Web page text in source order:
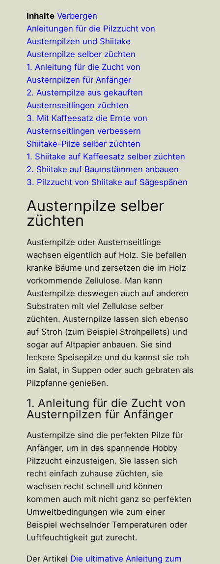
Inhalte Verbergen
Anleitungen für die Pilzzucht von
Austernpilzen und Shiitake
Austernpilze selber züchten
1. Anleitung für die Zucht von
Austernpilzen für Anfänger
2. Austernpilze aus gekauften
Austernseitlingen züchten
3. Mit Kaffeesatz die Ernte von
Austernseitlingen verbessern
Shiitake-Pilze selber züchten
1. Shiitake auf Kaffeesatz selber züchten
2. Shiitake auf Baumstämmen anbauen
3. Pilzzucht von Shiitake auf Sägespänen
Austernpilze selber
züchten
Austernpilze oder Austernseitlinge
wachsen eigentlich auf Holz. Sie befallen
kranke Bäume und zersetzen die im Holz
vorkommende Zellulose. Man kann
Austernpilze deswegen auch auf anderen
Substraten mit viel Zellulose selber
züchten. Austernpilze lassen sich ebenso
auf Stroh (zum Beispiel Strohpellets) und
sogar auf Altpapier anbauen. Sie sind
leckere Speisepilze und du kannst sie roh
im Salat, in Suppen oder auch gebraten als
Pilzpfanne genießen.
1. Anleitung für die Zucht von
Austernpilzen für Anfänger
Austernpilze sind die perfekten Pilze für
Anfänger, um in das spannende Hobby
Pilzzucht einzusteigen. Sie lassen sich
recht einfach zuhause züchten, sie
wachsen recht schnell und können
kommen auch mit nicht ganz so perfekten
Umweltbedingungen wie zum einer
Beispiel wechselnder Temperaturen oder
Luftfeuchtigkeit gut zurecht.
Der Artikel Die ultimative Anleitung zum